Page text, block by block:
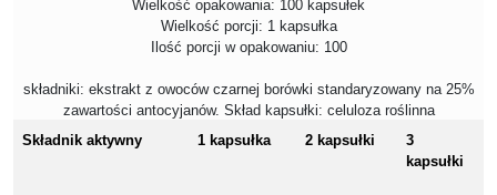
Wielkość opakowania: 100 kapsułek
Wielkość porcji: 1 kapsułka
Ilość porcji w opakowaniu: 100
składniki: ekstrakt z owoców czarnej borówki standaryzowany na 25%
zawartości antocyjanów. Skład kapsułki: celuloza roślinna
Składnik aktywny
1 kapsułka 2 kapsułki
3
kapsułki